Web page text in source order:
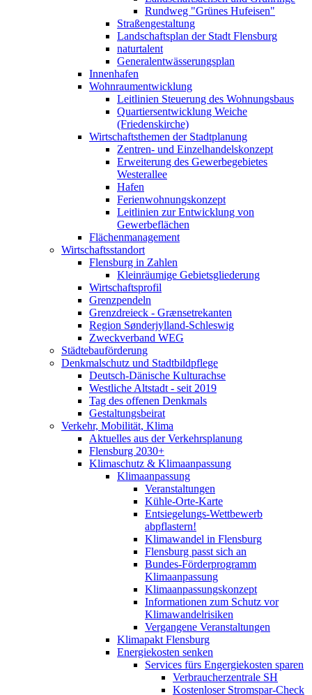
Rundweg "Grünes Hufeisen"
Straßengestaltung
Landschaftsplan der Stadt Flensburg
naturtalent
Generalentwässerungsplan
Innenhafen
Wohnraumentwicklung
Leitlinien Steuerung des Wohnungsbaus
Quartiersentwicklung Weiche
(Friedenskirche)
Wirtschaftsthemen der Stadtplanung
Zentren- und Einzelhandelskonzept
Erweiterung des Gewerbegebietes
Westerallee
Hafen
Ferienwohnungskonzept
Leitlinien zur Entwicklung von
Gewerbeflächen
Flächenmanagement
Wirtschaftsstandort
Flensburg in Zahlen
Kleinräumige Gebietsgliederung
Wirtschaftsprofil
Grenzpendeln
Grenzdreieck - Grænsetrekanten
Region Sønderjylland-Schleswig
Zweckverband WEG
Städtebauförderung
Denkmalschutz und Stadtbildpflege
Deutsch-Dänische Kulturachse
Westliche Altstadt - seit 2019
Tag des offenen Denkmals
Gestaltungsbeirat
Verkehr, Mobilität, Klima
Aktuelles aus der Verkehrsplanung
Flensburg 2030+
Klimaschutz & Klimaanpassung
Klimaanpassung
Veranstaltungen
Kühle-Orte-Karte
Entsiegelungs-Wettbewerb
abpflastern!
Klimawandel in Flensburg
Flensburg passt sich an
Bundes-Förderprogramm
Klimaanpassung
Klimaanpassungskonzept
Informationen zum Schutz vor
Klimawandelrisiken
Vergangene Veranstaltungen
Klimapakt Flensburg
Energiekosten senken
Services fürs Engergiekosten sparen
Verbraucherzentrale SH
Kostenloser Stromspar-Check